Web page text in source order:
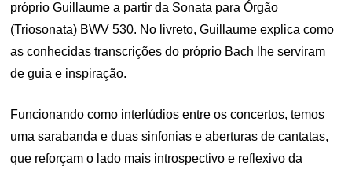
próprio Guillaume a partir da Sonata para Órgão
(Triosonata) BWV 530. No livreto, Guillaume explica como
as conhecidas transcrições do próprio Bach lhe serviram
de guia e inspiração.
Funcionando como interlúdios entre os concertos, temos
uma sarabanda e duas sinfonias e aberturas de cantatas,
que reforçam o lado mais introspectivo e reflexivo da